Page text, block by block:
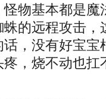
物基本都是魔
的远程攻击，
，没有好宝宝
，烧不动也扛